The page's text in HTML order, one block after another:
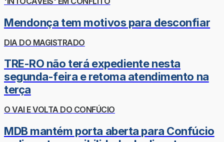
Mendonça tem motivos para desconfiar
DIA DO MAGISTRADO
TRE-RO não terá expediente nesta
segunda-feira e retoma atendimento na
terça
O VAI E VOLTA DO CONFÚCIO
MDB mantém porta aberta para Confúcio